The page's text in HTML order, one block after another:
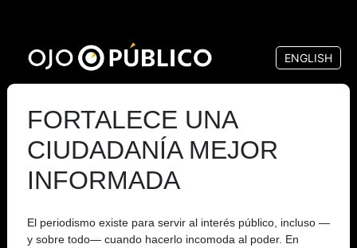
contenido
principal
ENGLISH
FORTALECE UNA
CIUDADANÍA MEJOR
INFORMADA
El periodismo existe para servir al interés público, incluso —
y sobre todo— cuando hacerlo incomoda al poder. En